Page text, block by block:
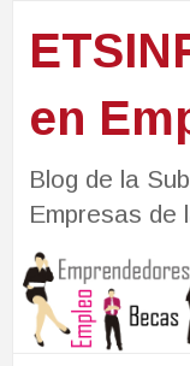
en
Blog de la
Empresas de